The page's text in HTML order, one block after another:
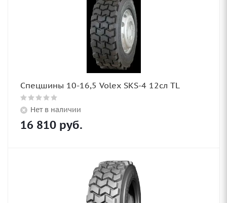
Спецшины 10-16,5 Volex SKS-4 12сл TL
Нет в наличии
16 810 руб.